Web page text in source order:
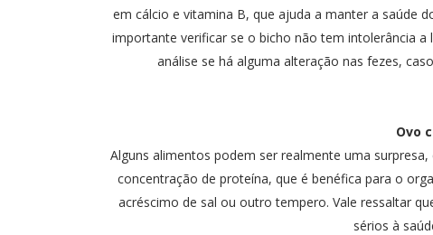
em cálcio e vitamina B, que ajuda a manter a saúde
importante verificar se o bicho não tem intolerância
análise se há alguma alteração nas fezes,
Ovo
Alguns alimentos podem ser realmente uma
concentração de proteína, que é benéfica para o
acréscimo de sal ou outro tempero. Vale ressaltar
sérios à